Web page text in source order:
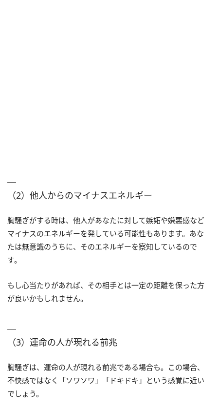
（2）他人からのマイナスエネルギー
胸騒ぎがする時は、他人があなたに対して嫉妬や嫌悪感など
マイナスのエネルギーを発している可能性もあります。あな
たは無意識のうちに、そのエネルギーを察知しているので
す。
もし心当たりがあれば、その相手とは一定の距離を保った方
が良いかもしれません。
（3）運命の人が現れる前兆
胸騒ぎは、運命の人が現れる前兆である場合も。この場合、
不快感ではなく「ソワソワ」「ドキドキ」という感覚に近い
でしょう。